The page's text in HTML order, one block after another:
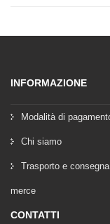
INFORMAZIONE
Modalità di
Chi siamo
Trasporto e
merce
CONTATTI